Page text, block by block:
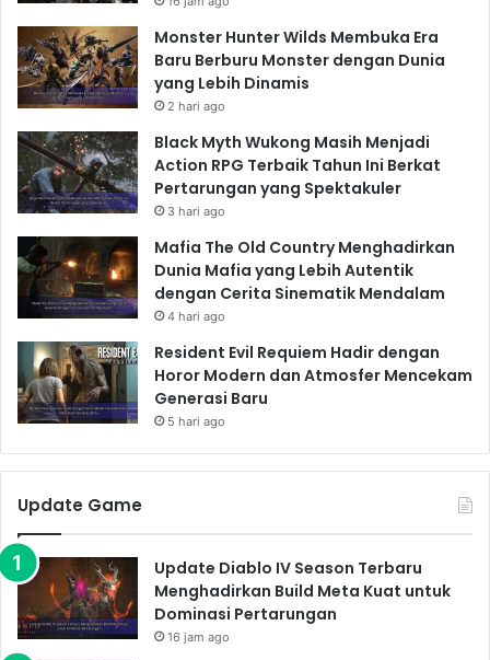
Monster Hunter Wilds Membuka Era
Baru Berburu Monster dengan Dunia
yang Lebih Dinamis
2 hari ago
Black Myth Wukong Masih Menjadi
Action RPG Terbaik Tahun Ini Berkat
Pertarungan yang Spektakuler
3 hari ago
Mafia The Old Country Menghadirkan
Dunia Mafia yang Lebih Autentik
dengan Cerita Sinematik Mendalam
4 hari ago
Resident Evil Requiem Hadir dengan
Horor Modern dan Atmosfer Mencekam
Generasi Baru
5 hari ago
Update Game
Update Diablo IV Season Terbaru
Menghadirkan Build Meta Kuat untuk
Dominasi Pertarungan
16 jam ago